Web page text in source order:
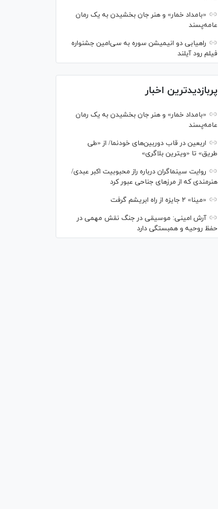
«بامداد خمار» و هنر جان بخشیدن به یک رمان
عامه‌پسند
راهیابی دو انیمیشن سوره به سی‌امین جشنواره
فیلم رود آیلند
پربازدیدترین اخبار
«بامداد خمار» و هنر جان بخشیدن به یک رمان
عامه‌پسند
اربعین در قاب دوربین‌های خودنما/ از «طی
طریق» تا «ویترین بلاگری»
روایت سینماگران درباره راز محبوبیت اکبر عبدی/
هنرمندی که از مرزهای جناحی عبور کرد
«مینا» ۲ جایزه از راه ابریشم گرفت
آرش امینی: موسیقی در جنگ نقش مهمی در
حفظ روحیه و همبستگی دارد